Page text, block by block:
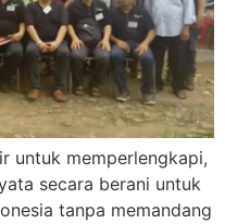
untuk memperlengkapi,
secara berani untuk
tanpa memandang